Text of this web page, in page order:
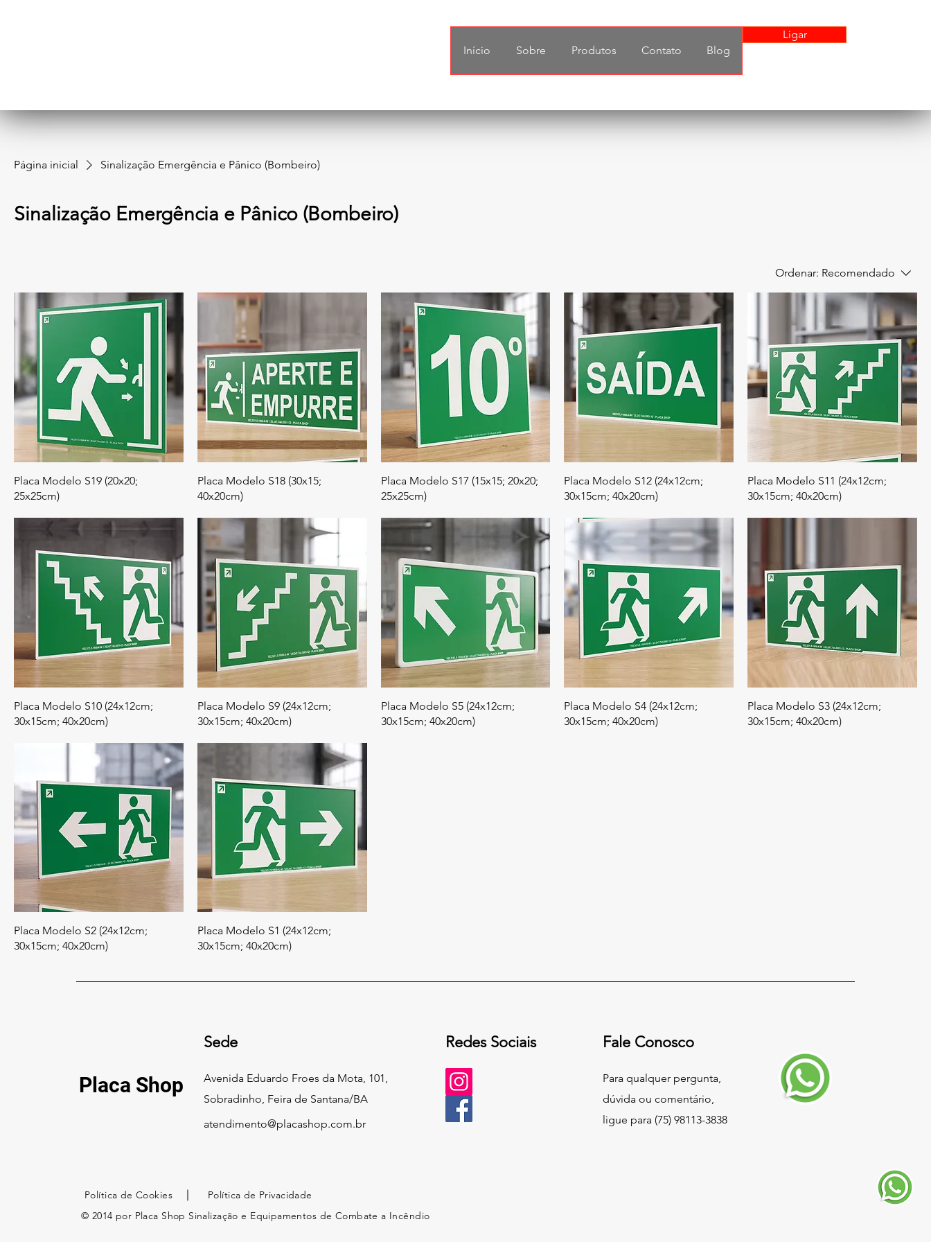
Início Sobre Produtos Contato Blog
Ligar
Página inicial Sinalização Emergência e Pânico (Bombeiro)
Sinalização Emergência e Pânico (Bombeiro)
Ordenar: Recomendado
Placa Modelo S19 (20x20;
25x25cm)
Placa Modelo S18 (30x15;
40x20cm)
Placa Modelo S17 (15x15; 20x20;
25x25cm)
Placa Modelo S12 (24x12cm;
30x15cm; 40x20cm)
Placa Modelo S11 (24x12cm;
30x15cm; 40x20cm)
Placa Modelo S10 (24x12cm;
30x15cm; 40x20cm)
Placa Modelo S9 (24x12cm;
30x15cm; 40x20cm)
Placa Modelo S5 (24x12cm;
30x15cm; 40x20cm)
Placa Modelo S4 (24x12cm;
30x15cm; 40x20cm)
Placa Modelo S3 (24x12cm;
30x15cm; 40x20cm)
Placa Modelo S2 (24x12cm;
30x15cm; 40x20cm)
Placa Modelo S1 (24x12cm;
30x15cm; 40x20cm)
Placa Shop
Sede
Avenida Eduardo Froes da Mota, 101,
Sobradinho, Feira de Santana/BA
atendimento@placashop.com.br
Redes Sociais Fale Conosco
Para qualquer pergunta,
dúvida ou comentário,
ligue para (75) 98113-3838
Política de Cookies
Política de Privacidade
© 2014 por Placa Shop Sinalização e Equipamentos de Combate a Incêndio